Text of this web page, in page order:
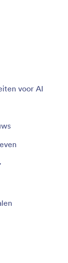
voor AI